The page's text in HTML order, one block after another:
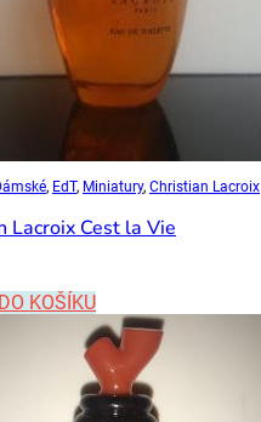
, EdT, Miniatury, Christian Lacroix
Lacroix Cest la Vie
KOŠÍKU